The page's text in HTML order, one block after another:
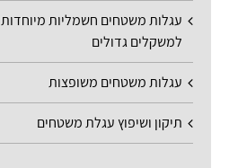
עגלות משטחים חשמליות מיוחדות
למשקלים גדולים
עגלות משטחים משופצות
תיקון ושיפוץ עגלת משטחים